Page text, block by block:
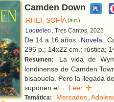
Camden Down
RHEI, SOFÍA(aut.)
Loqueleo , Tres Cantos, 2025
De 14 a 16 años. Novela.
296 p.; 14x22 cm.; rústica;
Resumen:
La vida de
londinense de Camden
bisabuela. Pero la llegada
suponen el... Leer
Temática: Mercados,